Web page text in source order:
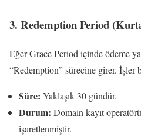
3. Redemption Period
Eğer Grace Period içinde ödeme
“Redemption” sürecine girer. İşler
Süre: Yaklaşık 30 gündür.
Durum: Domain kayıt
işaretlenmiştir.